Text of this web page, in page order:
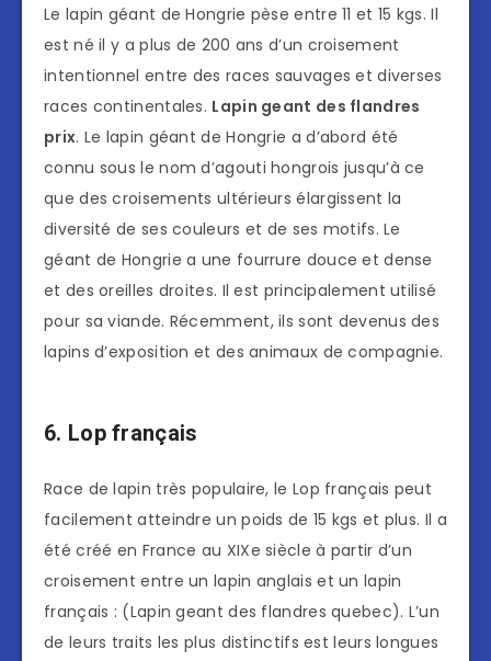
Le lapin géant de Hongrie pèse entre 11 et 15 kgs. Il
est né il y a plus de 200 ans d’un croisement
intentionnel entre des races sauvages et diverses
races continentales. Lapin geant des flandres
prix. Le lapin géant de Hongrie a d’abord été
connu sous le nom d’agouti hongrois jusqu’à ce
que des croisements ultérieurs élargissent la
diversité de ses couleurs et de ses motifs. Le
géant de Hongrie a une fourrure douce et dense
et des oreilles droites. Il est principalement utilisé
pour sa viande. Récemment, ils sont devenus des
lapins d’exposition et des animaux de compagnie.
6. Lop français
Race de lapin très populaire, le Lop français peut
facilement atteindre un poids de 15 kgs et plus. Il a
été créé en France au XIXe siècle à partir d’un
croisement entre un lapin anglais et un lapin
français : (Lapin geant des flandres quebec). L’un
de leurs traits les plus distinctifs est leurs longues